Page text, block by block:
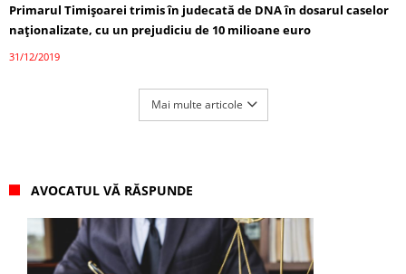
Primarul Timișoarei trimis în judecată de DNA în dosarul caselor
naționalizate, cu un prejudiciu de 10 milioane euro
31/12/2019
Mai multe articole
AVOCATUL VĂ RĂSPUNDE